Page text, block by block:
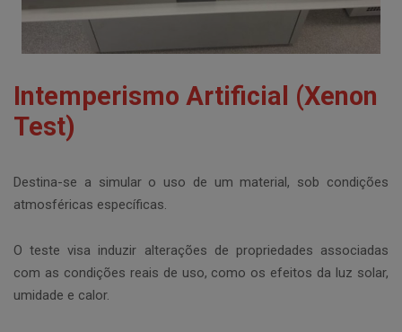
Intemperismo Artificial (Xenon
Test)
Destina-se a simular o uso de um material, sob condições
atmosféricas específicas.
O teste visa induzir alterações de propriedades associadas
com as condições reais de uso, como os efeitos da luz solar,
umidade e calor.